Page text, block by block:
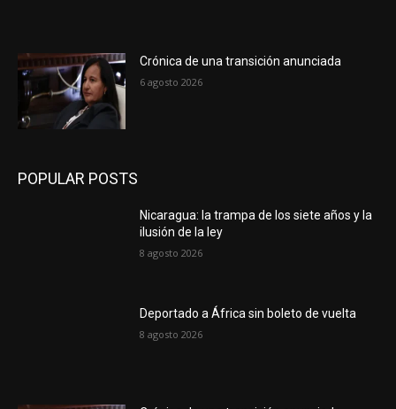
Crónica de una transición anunciada
6 agosto 2026
POPULAR POSTS
Nicaragua: la trampa de los siete años y la
ilusión de la ley
8 agosto 2026
Deportado a África sin boleto de vuelta
8 agosto 2026